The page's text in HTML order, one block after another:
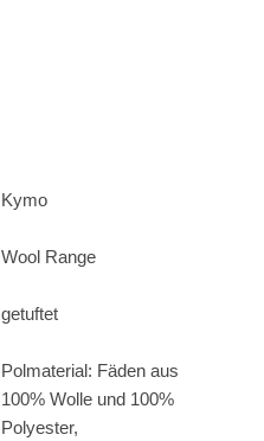
Kymo
Wool Range
getuftet
Polmaterial: Fäden aus
100% Wolle und 100%
Polyester,